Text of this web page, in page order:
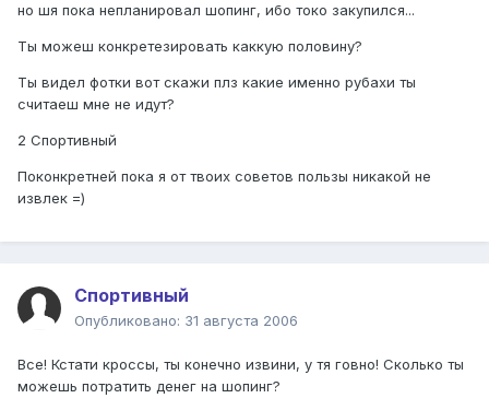
но шя пока непланировал шопинг, ибо токо закупился...
Ты можеш конкретезировать каккую половину?
Ты видел фотки вот скажи плз какие именно рубахи ты
считаеш мне не идут?
2 Спортивный
Поконкретней пока я от твоих советов пользы никакой не
извлек =)
Спортивный
Опубликовано: 31 августа 2006
Все! Кстати кроссы, ты конечно извини, у тя говно! Сколько ты
можешь потратить денег на шопинг?